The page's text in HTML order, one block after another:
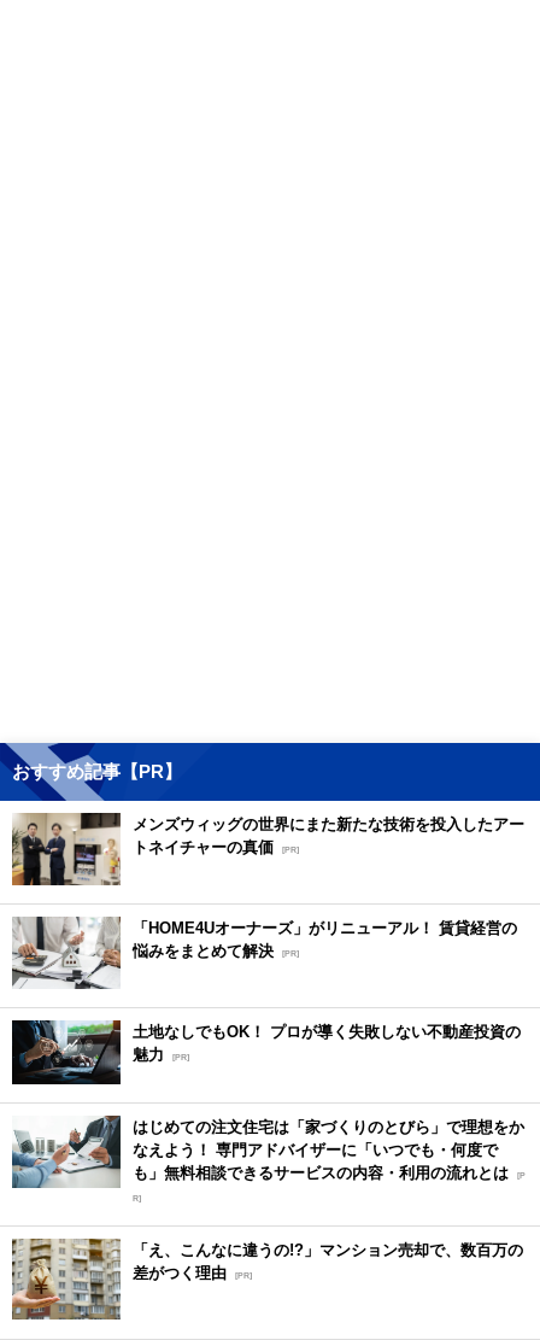
おすすめ記事【PR】
メンズウィッグの世界にまた新たな技術を投入したアー
トネイチャーの真価 [PR]
「HOME4Uオーナーズ」がリニューアル！ 賃貸経営の
悩みをまとめて解決 [PR]
土地なしでもOK！ プロが導く失敗しない不動産投資の
魅力
[PR]
はじめての注文住宅は「家づくりのとびら」で理想をか
なえよう！ 専門アドバイザーに「いつでも・何度で
も」無料相談できるサービスの内容・利用の流れとは [P
R]
「え、こんなに違うの!?」マンション売却で、数百万の
差がつく理由 [PR]